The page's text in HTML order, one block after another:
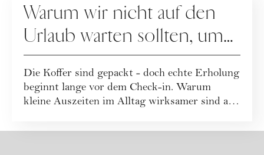
Warum wir nicht auf den
Urlaub warten sollten, um
uns zu erholen
Die Koffer sind gepackt - doch echte Erholung
beginnt lange vor dem Check-in. Warum
kleine Auszeiten im Alltag wirksamer sind als